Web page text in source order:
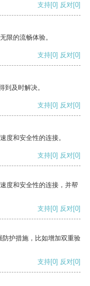
支持[0] 反对[0]
限的流畅体验。
支持[0] 反对[0]
到及时解决。
支持[0] 反对[0]
度和安全性的连接。
支持[0] 反对[0]
度和安全性的连接，并帮
支持[0] 反对[0]
护措施，比如增加双重验
支持[0] 反对[0]